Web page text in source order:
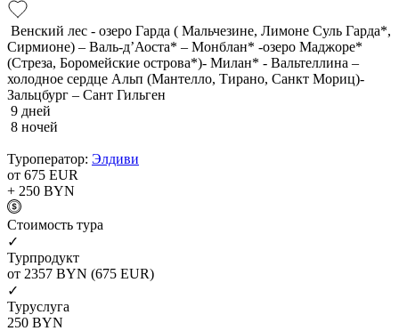
Венский лес - озеро Гарда ( Мальчезине, Лимоне Суль Гарда*,
Сирмионе) – Валь-д’Аоста* – Монблан* -озеро Маджоре*
(Стреза, Боромейские острова*)- Милан* - Вальтеллина –
холодное сердце Альп (Мантелло, Тирано, Санкт Мориц)-
Зальцбург – Сант Гильген
9 дней
8 ночей
Туроператор: Элдиви
от 675 EUR
+ 250 BYN
Cтоимость тура
✓
Турпродукт
от 2357 BYN (675 EUR)
✓
Туруслуга
250 BYN